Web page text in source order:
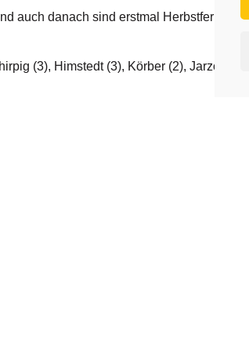
auch danach sind erstmal Herbstferien.
(3), Himstedt (3), Körber (2),